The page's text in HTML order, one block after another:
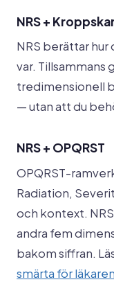
NRS +
NRS berättar hur
var. Tillsammans
tredimensionell
— utan att du
NRS + OPQRST
OPQRST-
Radiation,
och kontext.
andra fem
bakom siffran.
smärta för läkaren